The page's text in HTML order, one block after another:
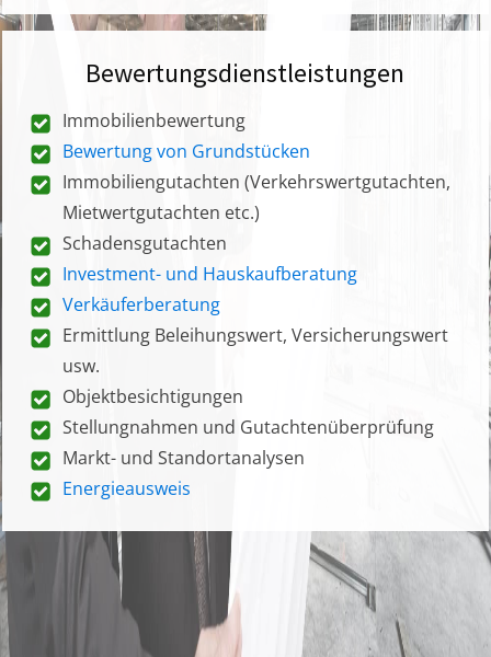
Bewertungsdienstleistungen
Immobilienbewertung
Bewertung von Grundstücken
Immobiliengutachten (Verkehrswertgutachten,
Mietwertgutachten etc.)
Schadensgutachten
Investment- und Hauskaufberatung
Verkäuferberatung
Ermittlung Beleihungswert, Versicherungswert
usw.
Objektbesichtigungen
Stellungnahmen und Gutachtenüberprüfung
Markt- und Standortanalysen
Energieausweis